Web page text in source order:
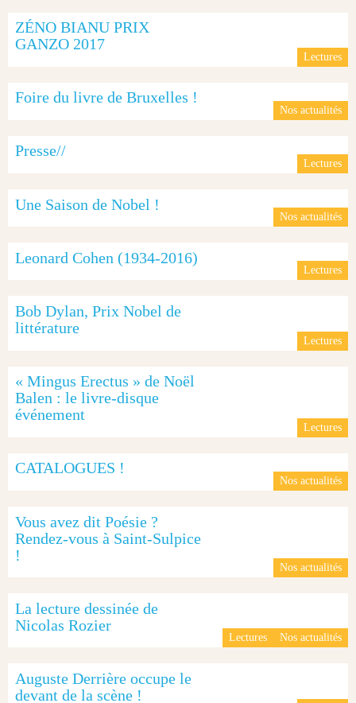
Lectures
ZÉNO BIANU PRIX
GANZO 2017
Nos actualités
Foire du livre de Bruxelles !
Lectures
Presse//
Nos actualités
Une Saison de Nobel !
Lectures
Leonard Cohen (1934-2016)
Lectures
Bob Dylan, Prix Nobel de
littérature
Lectures
« Mingus Erectus » de Noël
Balen : le livre-disque
événement
Nos actualités
CATALOGUES !
Nos actualités
Vous avez dit Poésie ?
Rendez-vous à Saint-Sulpice
!
Lectures Nos actualités
La lecture dessinée de
Nicolas Rozier
Auguste Derrière occupe le
devant de la scène !